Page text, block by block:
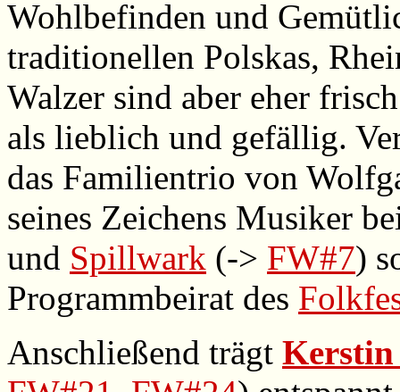
Wohlbefinden und
traditionellen Polskas,
Walzer sind aber eher
als lieblich und gefällig.
das Familientrio von
seines Zeichens Musiker
und Spillwark (-> FW#7)
Programmbeirat des
Anschließend trägt